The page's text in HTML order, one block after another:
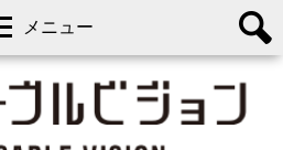
メニュー